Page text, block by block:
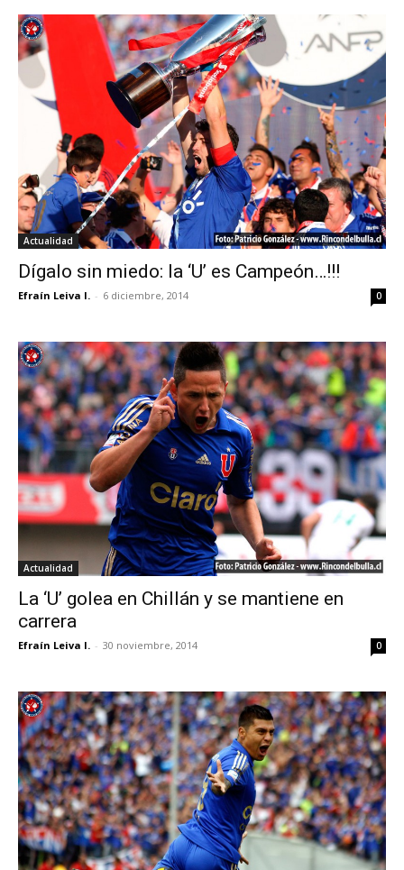
Actualidad
Dígalo sin miedo: la ‘U’ es Campeón…!!!
Efraín Leiva I. - 6 diciembre, 2014 0
Actualidad
La ‘U’ golea en Chillán y se mantiene en
carrera
Efraín Leiva I. - 30 noviembre, 2014 0